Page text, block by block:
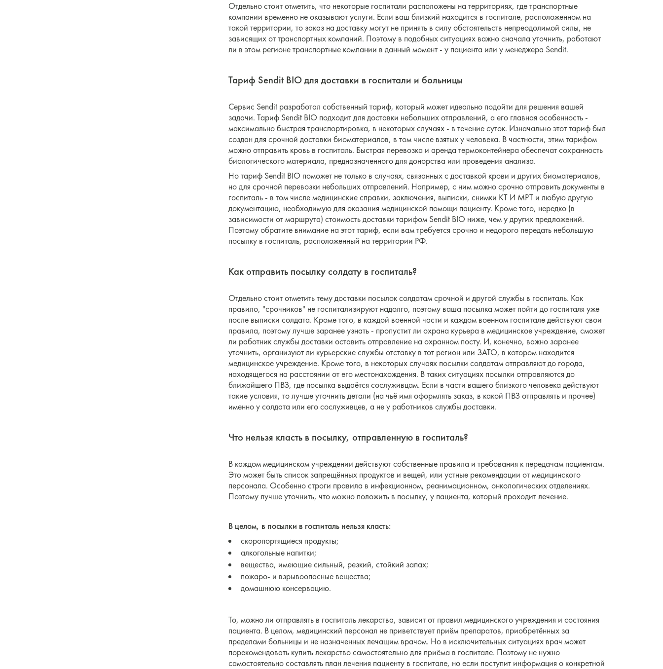
Отдельно стоит отметить, что некоторые госпитали расположены на территориях, где транспортные
компании временно не оказывают услуги. Если ваш близкий находится в госпитале, расположенном на
такой территории, то заказ на доставку могут не принять в силу обстоятельств непреодолимой силы, не
зависящих от транспортных компаний. Поэтому в подобных ситуациях важно сначала уточнить, работают
ли в этом регионе транспортные компании в данный момент - у пациента или у менеджера Sendit.
Тариф Sendit BIO для доставки в госпитали и больницы
Сервис Sendit разработал собственный тариф, который может идеально подойти для решения вашей
задачи. Тариф Sendit BIO подходит для доставки небольших отправлений, а его главная особенность -
максимально быстрая транспортировка, в некоторых случаях - в течение суток. Изначально этот тариф был
создан для срочной доставки биоматериалов, в том числе взятых у человека. В частности, этим тарифом
можно отправить кровь в госпиталь. Быстрая перевозка и аренда термоконтейнера обеспечат сохранность
биологического материала, предназначенного для донорства или проведения анализа.
Но тариф Sendit BIO поможет не только в случаях, связанных с доставкой крови и других биоматериалов,
но для срочной перевозки небольших отправлений. Например, с ним можно срочно отправить документы в
госпиталь - в том числе медицинские справки, заключения, выписки, снимки КТ И МРТ и любую другую
документацию, необходимую для оказания медицинской помощи пациенту. Кроме того, нередко (в
зависимости от маршрута) стоимость доставки тарифом Sendit BIO ниже, чем у других предложений.
Поэтому обратите внимание на этот тариф, если вам требуется срочно и недорого передать небольшую
посылку в госпиталь, расположенный на территории РФ.
Как отправить посылку солдату в госпиталь?
Отдельно стоит отметить тему доставки посылок солдатам срочной и другой службы в госпиталь. Как
правило, "срочников" не госпитализируют надолго, поэтому ваша посылка может пойти до госпиталя уже
после выписки солдата. Кроме того, в каждой военной части и каждом военном госпитале действуют свои
правила, поэтому лучше заранее узнать - пропустит ли охрана курьера в медицинское учреждение, сможет
ли работник службы доставки оставить отправление на охранном посту. И, конечно, важно заранее
уточнить, организуют ли курьерские службы отставку в тот регион или ЗАТО, в котором находится
медицинское учреждение. Кроме того, в некоторых случаях посылки солдатам отправляют до города,
находящегося на расстоянии от его местонахождения. В таких ситуациях посылки отправляются до
ближайшего ПВЗ, где посылка выдаётся сослуживцам. Если в части вашего близкого человека действуют
такие условия, то лучше уточнить детали (на чьё имя оформлять заказ, в какой ПВЗ отправлять и прочее)
именно у солдата или его сослуживцев, а не у работников службы доставки.
Что нельзя класть в посылку, отправленную в госпиталь?
В каждом медицинском учреждении действуют собственные правила и требования к передачам пациентам.
Это может быть список запрещённых продуктов и вещей, или устные рекомендации от медицинского
персонала. Особенно строги правила в инфекционном, реанимационном, онкологических отделениях.
Поэтому лучше уточнить, что можно положить в посылку, у пациента, который проходит лечение.
В целом, в посылки в госпиталь нельзя класть:
скоропортящиеся продукты;
алкогольные напитки;
вещества, имеющие сильный, резкий, стойкий запах;
пожаро- и взрывоопасные вещества;
домашнюю консервацию.
То, можно ли отправлять в госпиталь лекарства, зависит от правил медицинского учреждения и состояния
пациента. В целом, медицинский персонал не приветствует приём препаратов, приобретённых за
пределами больницы и не назначенных лечащим врачом. Но в исключительных ситуациях врач может
порекомендовать купить лекарство самостоятельно для приёма в госпитале. Поэтому не нужно
самостоятельно составлять план лечения пациенту в госпитале, но если поступит информация о конкретной